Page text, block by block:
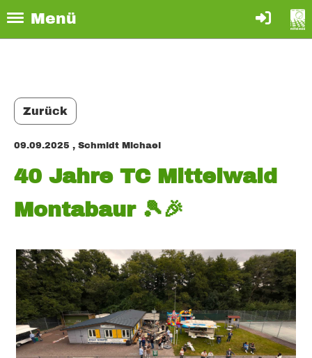
Menü
Zurück
09.09.2025 , Schmidt Michael
40 Jahre TC Mittelwald
Montabaur 🎾🎉